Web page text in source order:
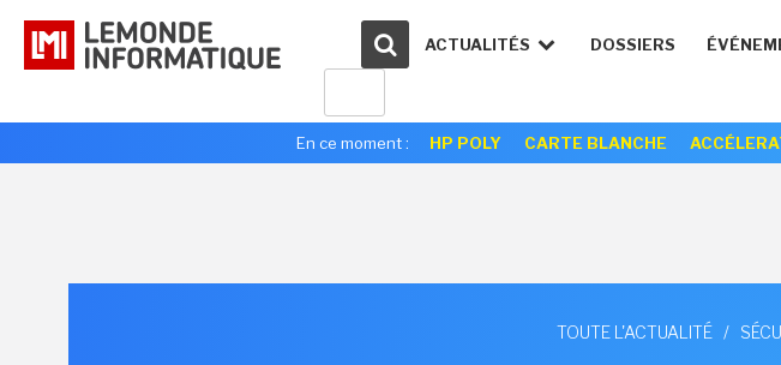
ACTUALITÉS DOSSIERS
En ce moment : HP POLY CARTE BLANCHE
TOUTE L'ACTUALITÉ /